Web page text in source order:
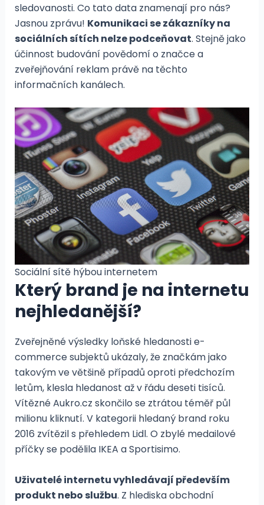
sledovanosti. Co tato data znamenají pro nás?
Jasnou zprávu! Komunikaci se zákazníky na
sociálních sítích nelze podceňovat. Stejně jako
účinnost budování povědomí o značce a
zveřejňování reklam právě na těchto
informačních kanálech.
Sociální sítě hýbou internetem
Který brand je na internetu
nejhledanější?
Zveřejněné výsledky loňské hledanosti e-
commerce subjektů ukázaly, že značkám jako
takovým ve většině případů oproti předchozím
letům, klesla hledanost až v řádu deseti tisíců.
Vítězné Aukro.cz skončilo se ztrátou téměř půl
milionu kliknutí. V kategorii hledaný brand roku
2016 zvítězil s přehledem Lidl. O zbylé medailové
příčky se podělila IKEA a Sportisimo.
Uživatelé internetu vyhledávají především
produkt nebo službu. Z hlediska obchodní